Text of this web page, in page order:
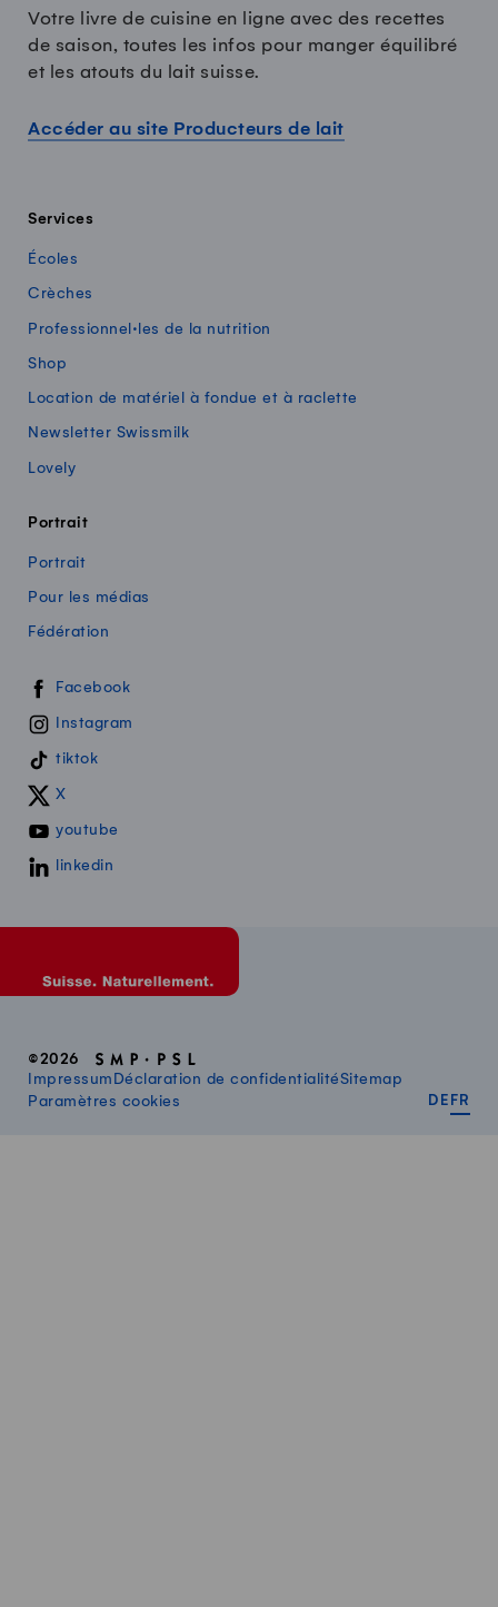
Votre livre de cuisine en ligne avec des recettes
de saison, toutes les infos pour manger équilibré
et les atouts du lait suisse.
Accéder au site Producteurs de lait
Services
Écoles
Crèches
Professionnel·les de la nutrition
Shop
Location de matériel à fondue et à raclette
Newsletter Swissmilk
Lovely
Portrait
Portrait
Pour les médias
Fédération
Swissmilk sur les réseaux sociaux
Facebook
Instagram
tiktok
X
youtube
linkedin
©2026
Impressum Déclaration de confidentialitéSitemap
Paramètres cookies
DE FR